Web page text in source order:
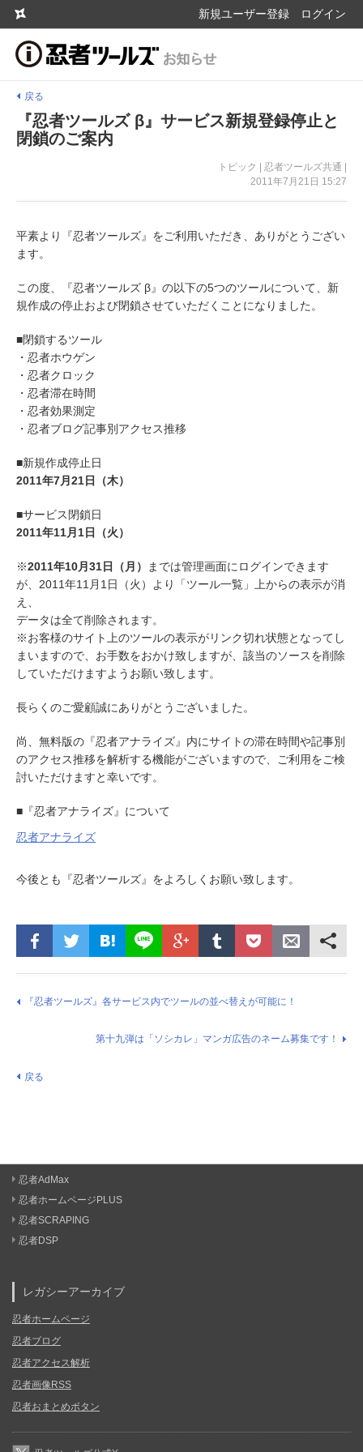
新規ユーザー登録 ログイン
戻る
『忍者ツールズ β』サービス新規登録停止と
閉鎖のご案内
トピック | 忍者ツールズ共通 |
2011年7月21日 15:27
平素より『忍者ツールズ』をご利用いただき、ありがとうござい
ます。
この度、『忍者ツールズ β』の以下の5つのツールについて、新
規作成の停止および閉鎖させていただくことになりました。
■閉鎖するツール
・忍者ホウゲン
・忍者クロック
・忍者滞在時間
・忍者効果測定
・忍者ブログ記事別アクセス推移
■新規作成停止日
2011年7月21日（木）
■サービス閉鎖日
2011年11月1日（火）
※2011年10月31日（月）
までは管理画面にログインできます
が、2011年11月1日（火）より「ツール一覧」上からの表示が消
え、
データは全て削除されます。
※お客様のサイト上のツールの表示がリンク切れ状態となってし
まいますので、お手数をおかけ致しますが、該当のソースを削除
していただけますようお願い致します。
長らくのご愛顧誠にありがとうございました。
尚、無料版の『忍者アナライズ』内にサイトの滞在時間や記事別
のアクセス推移を解析する機能がございますので、ご利用をご検
討いただけますと幸いです。
■『忍者アナライズ』について
忍者アナライズ
今後とも『忍者ツールズ』をよろしくお願い致します。
『忍者ツールズ』各サービス内でツールの並べ替えが可能に！
第十九弾は「ソシカレ」マンガ広告のネーム募集です！
戻る
忍者AdMax
忍者ホームページPLUS
忍者SCRAPING
忍者DSP
レガシーアーカイブ
忍者ホームページ
忍者ブログ
忍者アクセス解析
忍者画像RSS
忍者おまとめボタン